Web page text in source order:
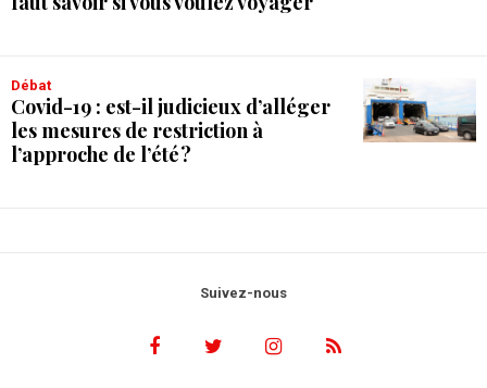
débat
Covid-19 : est-il judicieux d’alléger
les mesures de restriction à
l’approche de l’été ?
Suivez-nous